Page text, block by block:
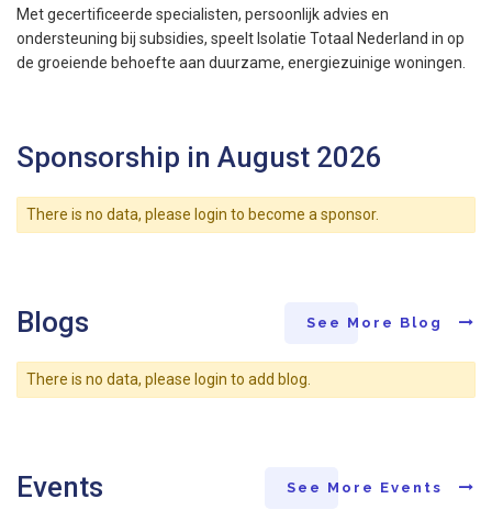
Met gecertificeerde specialisten, persoonlijk advies en
ondersteuning bij subsidies, speelt Isolatie Totaal Nederland in op
de groeiende behoefte aan duurzame, energiezuinige woningen.
Sponsorship in August 2026
There is no data, please login to become a sponsor.
Blogs See More Blog
There is no data, please login to add blog.
Events See More Events